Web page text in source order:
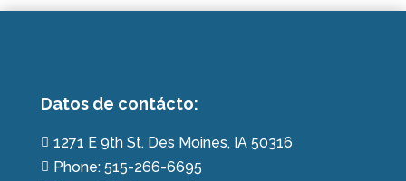
Datos de contácto:
 1271 E 9th St. Des Moines, IA 50316
 Phone: 515-266-6695